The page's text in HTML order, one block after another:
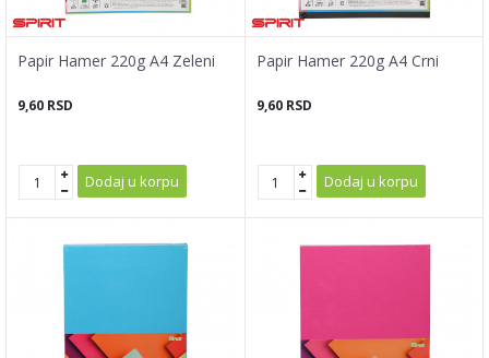
Papir Hamer 220g A4 Zeleni
9,60 RSD
Dodaj u korpu
Papir Hamer 220g A4 Crni
9,60 RSD
Dodaj u korpu